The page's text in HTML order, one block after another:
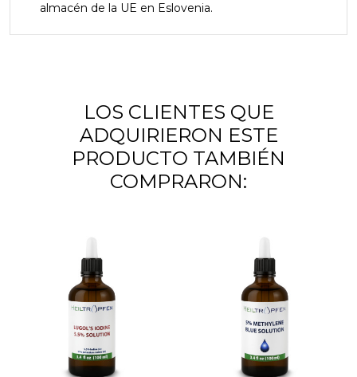
almacén de la UE en Eslovenia.
LOS CLIENTES QUE
ADQUIRIERON ESTE
PRODUCTO TAMBIÉN
COMPRARON: